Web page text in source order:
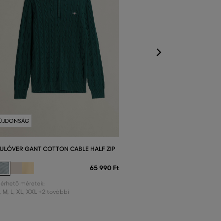
GANT COTTON CABLE HALF ZIP
65 990 Ft
méretek:
M L XL XXL +2 további